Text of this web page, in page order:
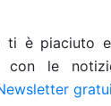
ti è piaciuto
con le